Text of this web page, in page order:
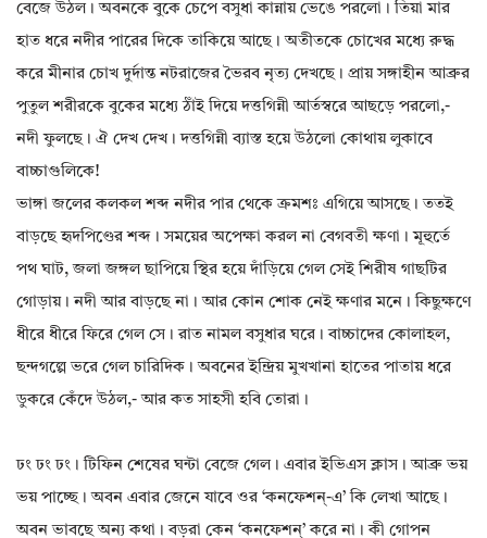
বেজে উঠল। অবনকে বুকে চেপে বসুধা কান্নায় ভেঙে পরলো। তিয়া মার
হাত ধরে নদীর পারের দিকে তাকিয়ে আছে। অতীতকে চোখের মধ‍্যে রুদ্ধ
করে মীনার চোখ দুর্দান্ত নটরাজের ভৈরব নৃত‍্য দেখছে। প্রায় সঙ্গাহীন আব্রুর
পুতুল শরীরকে বুকের মধ‍্যে ঠাঁই দিয়ে দত্তগিন্নী আর্তস্বরে আছড়ে পরলো,-
নদী ফুলছে। ঐ দেখ দেখ। দত্তগিন্নী ব‍্যাস্ত হয়ে উঠলো কোথায় লুকাবে
বাচ্চাগুলিকে!
ভাঙ্গা জলের কলকল শব্দ নদীর পার থেকে ক্রমশঃ এগিয়ে আসছে। ততই
বাড়ছে হৃদপিণ্ডের শব্দ। সময়ের অপেক্ষা করল না বেগবতী ক্ষণা। মূহুর্তে
পথ ঘাট, জলা জঙ্গল ছাপিয়ে স্থির হয়ে দাঁড়িয়ে গেল সেই শিরীষ গাছটির
গোড়ায়। নদী আর বাড়ছে না। আর কোন শোক নেই ক্ষণার মনে। কিছুক্ষণে
ধীরে ধীরে ফিরে গেল সে। রাত নামল বসুধার ঘরে। বাচ্চাদের কোলাহল,
ছন্দগল্পে ভরে গেল চারিদিক। অবনের ইন্দ্রিয় মুখখানা হাতের পাতায় ধরে
ডুকরে কেঁদে উঠল,- আর কত সাহসী হবি তোরা।
ঢং ঢং ঢং। টিফিন শেষের ঘন্টা বেজে গেল। এবার ইভিএস ক্লাস। আব্রু ভয়
ভয় পাচ্ছে। অবন এবার জেনে যাবে ওর ‘কনফেশন্-এ’ কি লেখা আছে।
অবন ভাবছে অন‍্য কথা। বড়রা কেন ‘কনফেশন্’ করে না। কী গোপন